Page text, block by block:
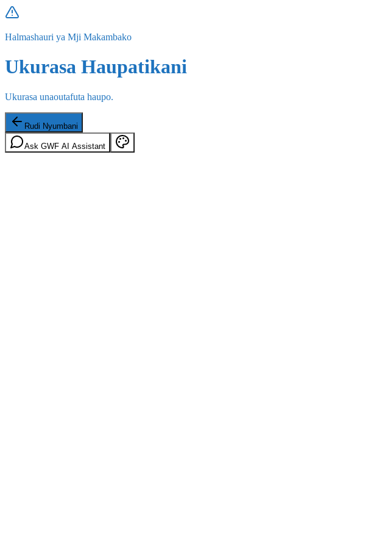
Halmashauri ya Mji Makambako
Ukurasa Haupatikani
Ukurasa unaoutafuta haupo.
Rudi Nyumbani
Ask GWF AI Assistant